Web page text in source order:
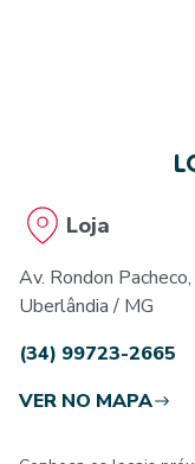
Loja
Av. Rondon
Uberlândia / MG
(34) 99723-2665
VER NO MAPA